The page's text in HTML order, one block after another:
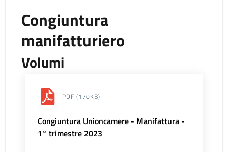
Congiuntura
manifatturiero
Volumi
PDF (170KB)
Congiuntura Unioncamere - Manifattura -
1° trimestre 2023